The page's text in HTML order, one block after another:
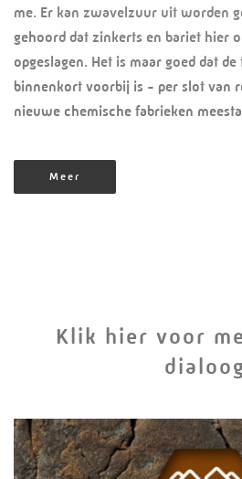
me. Er kan zwavelzuur uit worden
gehoord dat zinkerts en bariet hier
opgeslagen. Het is maar goed dat
binnenkort voorbij is - per slot van
nieuwe chemische fabrieken
Meer
Klik hier voor
dialoog